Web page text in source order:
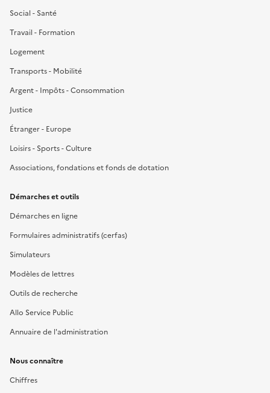
Social - Santé
Travail - Formation
Logement
Transports - Mobilité
Argent - Impôts - Consommation
Justice
Étranger - Europe
Loisirs - Sports - Culture
Associations, fondations et fonds de dotation
Démarches et outils
Démarches en ligne
Formulaires administratifs (cerfas)
Simulateurs
Modèles de lettres
Outils de recherche
Allo Service Public
Annuaire de l'administration
Nous connaître
Chiffres